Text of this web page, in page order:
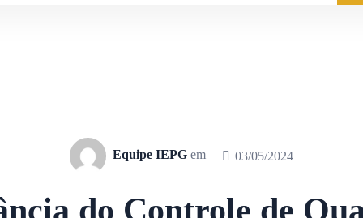
Equipe IEPG em 03/05/2024
do Controle de